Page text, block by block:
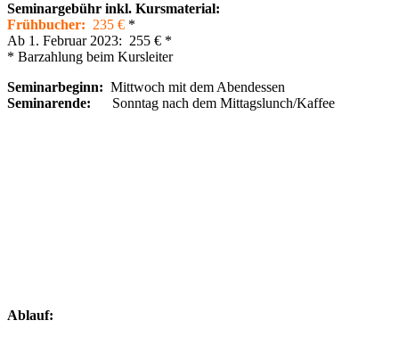
Seminargebühr inkl. Kursmaterial:
Frühbucher: 235 € *
Ab 1. Februar 2023: 255 € *
* Barzahlung beim Kursleiter
Seminarbeginn: Mittwoch mit dem Abendessen
Seminarende: Sonntag nach dem Mittagslunch/Kaffee
Ablauf: